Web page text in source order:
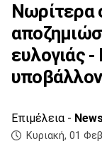
Νωρίτερα
ευλογιάς
Επιμέλεια -
Κυριακή, 01